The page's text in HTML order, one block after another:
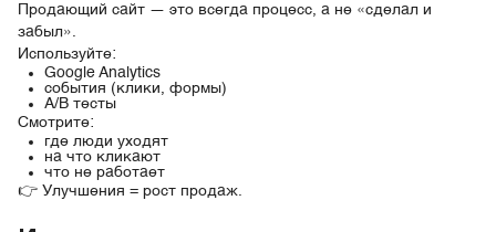
Продающий сайт — это всегда процесс, а не «сделал и
забыл».
Используйте:
Google Analytics
события (клики, формы)
A/B тесты
Смотрите:
где люди уходят
на что кликают
что не работает
👉 Улучшения = рост продаж.